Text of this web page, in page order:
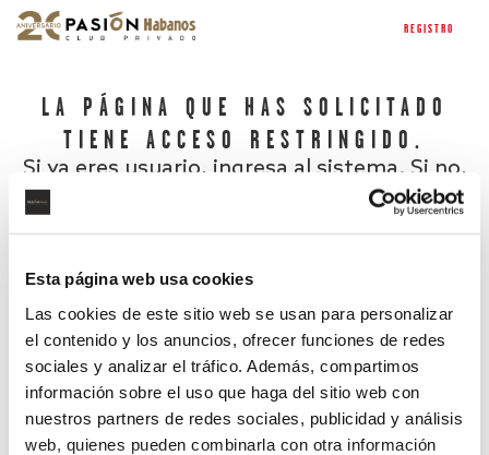
Esta página web usa cookies
Las cookies de este sitio web se usan para personalizar
el contenido y los anuncios, ofrecer funciones de redes
sociales y analizar el tráfico. Además, compartimos
información sobre el uso que haga del sitio web con
nuestros partners de redes sociales, publicidad y análisis
web, quienes pueden combinarla con otra información
REGISTRO
LA PÁGINA QUE HAS SOLICITADO
TIENE ACCESO RESTRINGIDO.
Si ya eres usuario, ingresa al sistema. Si no,
¿Has olvidado tu contraseña?